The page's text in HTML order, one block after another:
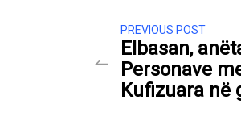
PREVIOUS POST
Elbasan,
Personave
Kufizuara në